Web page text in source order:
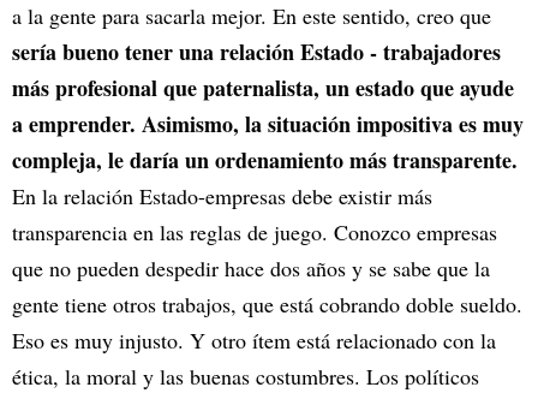
a la gente para sacarla mejor. En este sentido, creo que
sería bueno tener una relación Estado - trabajadores
más profesional que paternalista, un estado que ayude
a emprender. Asimismo, la situación impositiva es muy
compleja, le daría un ordenamiento más transparente.
En la relación Estado-empresas debe existir más
transparencia en las reglas de juego. Conozco empresas
que no pueden despedir hace dos años y se sabe que la
gente tiene otros trabajos, que está cobrando doble sueldo.
Eso es muy injusto. Y otro ítem está relacionado con la
ética, la moral y las buenas costumbres. Los políticos